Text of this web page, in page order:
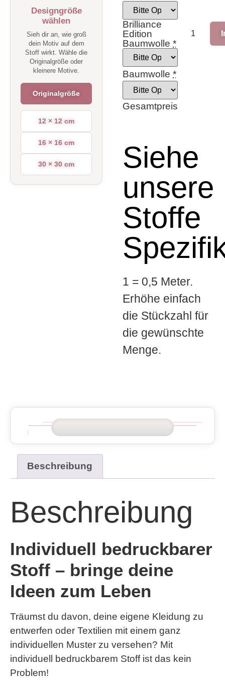
Designgröße
wählen
Sieh dir an, wie groß
dein Motiv auf dem
Stoff wirkt. Wähle die
Originalgröße oder
kleinere Motive.
Originalgröße
12 × 12 cm
16 × 16 cm
30 × 30 cm
Brilliance
Edition
Baumwolle *
Baumwolle *
Gesamtpreis
Siehe
unsere
Stoffe
1 = 0,5 Meter.
Erhöhe einfach
die Stückzahl für
die gewünschte
Menge.
Beschreibung
Beschreibung
Individuell bedruckbarer
Stoff – bringe deine
Ideen zum Leben
Träumst du davon, deine eigene Kleidung zu
entwerfen oder Textilien mit einem ganz
individuellen Muster zu versehen? Mit
individuell bedruckbarem Stoff ist das kein
Problem!